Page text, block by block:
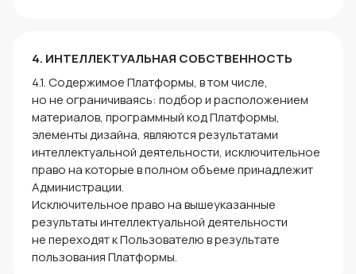
4. ИНТЕЛЛЕКТУАЛЬНАЯ СОБСТВЕННОСТЬ
4.1. Содержимое Платформы, в том числе,
но не ограничиваясь: подбор и расположением
материалов, программный код Платформы,
элементы дизайна, являются результатами
интеллектуальной деятельности, исключительное
право на которые в полном объеме принадлежит
Администрации.
Исключительное право на вышеуказанные
результаты интеллектуальной деятельности
не переходят к Пользователю в результате
пользования Платформы.